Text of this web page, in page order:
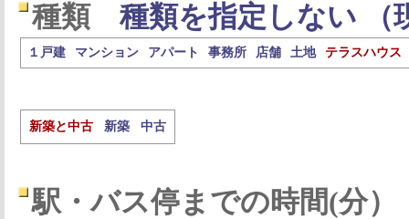
種類 種類を指定しない （
１戸建 マンション アパート 事務所 店舗 土地 テラスハウス
新築と中古 新築 中古
駅・バス停までの時間(分）